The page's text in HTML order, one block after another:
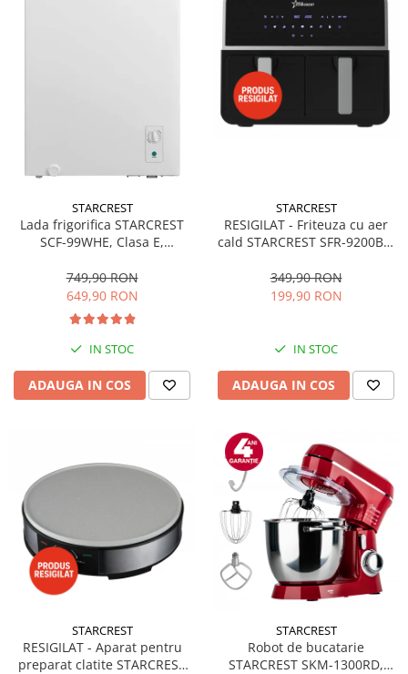
STARCREST
Lada frigorifica STARCREST
SCF-99WHE, Clasa E,
convertibil - functie frigider,
Termostat reglabil, Alb
749,90 RON
649,90 RON
IN STOC
ADAUGA IN COS
STARCREST
RESIGILAT - Friteuza cu aer
cald STARCREST SFR-9200BK,
Termostat 80 - 200 °C, 8
programe predefinite, Negru
349,90 RON
199,90 RON
IN STOC
ADAUGA IN COS
STARCREST
RESIGILAT - Aparat pentru
preparat clatite STARCREST
STARCREST
Robot de bucatarie
STARCREST SKM-1300RD,